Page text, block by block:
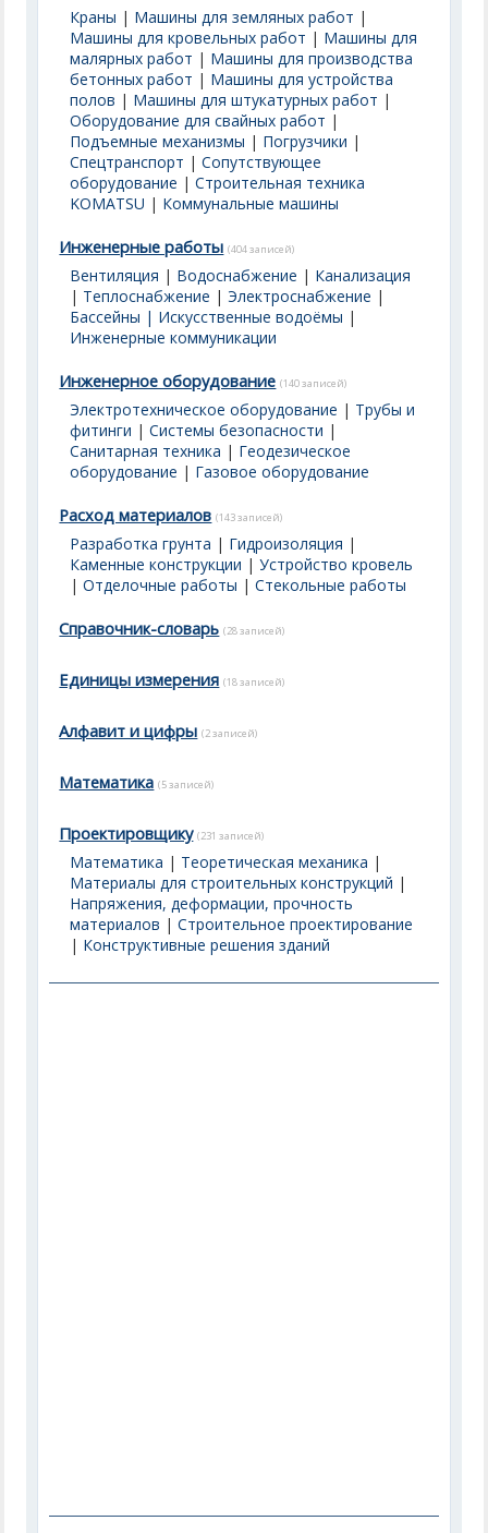
Краны | Машины для земляных работ |
Машины для кровельных работ | Машины для
малярных работ | Машины для производства
бетонных работ | Машины для устройства
полов | Машины для штукатурных работ |
Оборудование для свайных работ |
Подъемные механизмы | Погрузчики |
Спецтранспорт |Сопутствующее
оборудование |Строительная техника
KOMATSU | Коммунальные машины
Инженерные работы (404 записей)
Вентиляция | Водоснабжение | Канализация
| Теплоснабжение |Электроснабжение |
Бассейны | Искусственные водоёмы |
Инженерные коммуникации
Инженерное оборудование (140 записей)
Электротехническое оборудование | Трубы и
фитинги |Системы безопасности |
Санитарная техника | Геодезическое
оборудование | Газовое оборудование
Расход материалов (143 записей)
Разработка грунта | Гидроизоляция |
Каменные конструкции |Устройство кровель
|Отделочные работы |Стекольные работы
Справочник-словарь (28 записей)
Единицы измерения (18 записей)
Алфавит и цифры (2 записей)
Математика (5 записей)
Проектировщику (231 записей)
Математика | Теоретическая механика |
Материалы для строительных конструкций |
Напряжения, деформации, прочность
материалов |Строительное проектирование
| Конструктивные решения зданий